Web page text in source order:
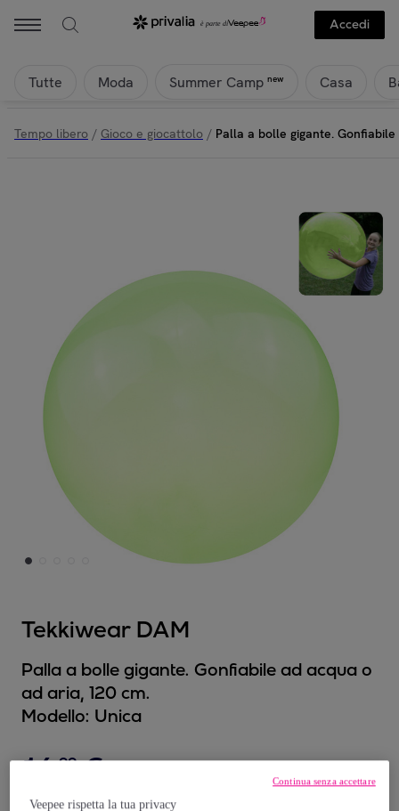
Accedi
Tutte Moda Summer Camp new Casa
Tempo libero / Gioco e giocattolo / Palla a bolle gigante.
Tekkiwear DAM
Palla a bolle gigante. Gonfiabile ad acqua o
ad aria, 120 cm.
Modello: Unica
16,99 €
00
Veepee rispetta la tua privacy
Continua senza accettare